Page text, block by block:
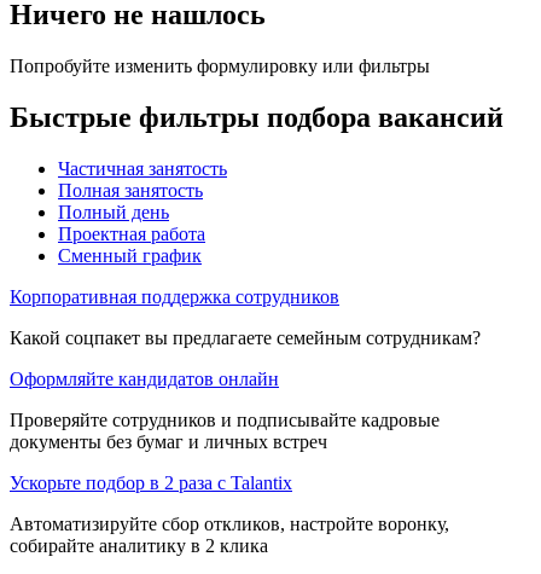
Ничего не нашлось
Попробуйте изменить формулировку или фильтры
Быстрые фильтры подбора вакансий
Частичная занятость
Полная занятость
Полный день
Проектная работа
Сменный график
Корпоративная поддержка сотрудников
Какой соцпакет вы предлагаете семейным сотрудникам?
Оформляйте кандидатов онлайн
Проверяйте сотрудников и подписывайте кадровые
документы без бумаг и личных встреч
Ускорьте подбор в 2 раза с Talantix
Автоматизируйте сбор откликов, настройте воронку,
собирайте аналитику в 2 клика